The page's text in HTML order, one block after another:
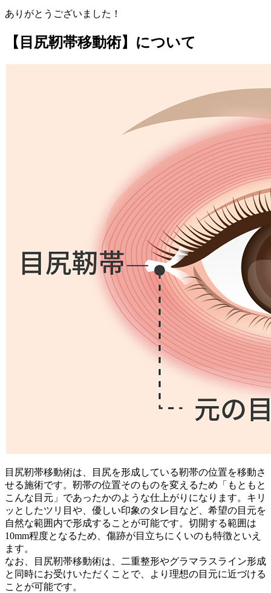
ありがとうございました！
【目尻靭帯移動術】について
目尻靭帯移動術は、目尻を形成している靭帯の位置を移動さ
せる施術です。靭帯の位置そのものを変えるため「もともと
こんな目元」であったかのような仕上がりになります。キリ
ッとしたツリ目や、優しい印象のタレ目など、希望の目元を
自然な範囲内で形成することが可能です。切開する範囲は
10mm程度となるため、傷跡が目立ちにくいのも特徴といえ
ます。
なお、目尻靭帯移動術は、二重整形やグラマラスライン形成
と同時にお受けいただくことで、より理想の目元に近づける
ことが可能です。